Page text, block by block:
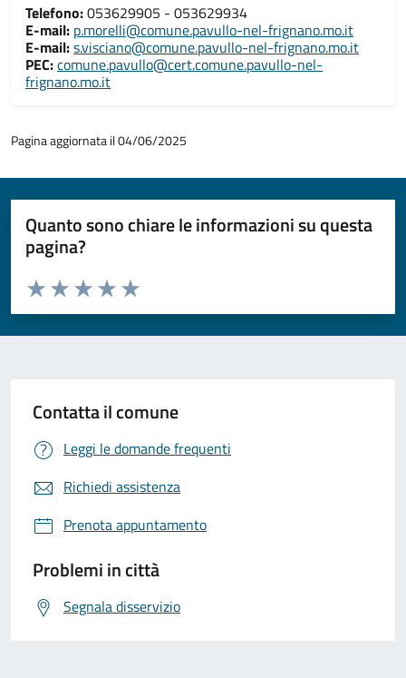
Telefono:053629905 - 053629934
E-mail: p.morelli@comune.pavullo-nel-frignano.mo.it
E-mail:s.visciano@comune.pavullo-nel-frignano.mo.it
PEC:comune.pavullo@cert.comune.pavullo-nel-
frignano.mo.it
Pagina aggiornata il 04/06/2025
Quanto sono chiare le informazioni su questa
pagina?
Valuta da 1 a 5 stelle la pagina
Valuta 5 stelle su 5
Valuta 4 stelle su 5
Valuta 3 stelle su 5
Valuta 2 stelle su 5
Valuta 1 stelle su 5
Contatta il comune
Leggi le domande frequenti
Richiedi assistenza
Prenota appuntamento
Problemi in città
Segnala disservizio